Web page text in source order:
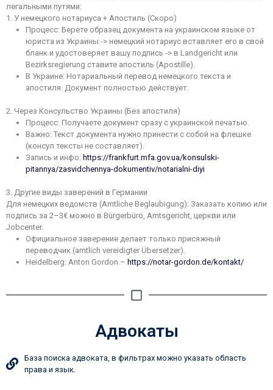
легальными путями:
1. У немецкого нотариуса + Апостиль (Скоро)
Процесс: Берете образец документа на украинском языке от
юриста из Украины -> немецкий нотариус вставляет его в свой
бланк и удостоверяет вашу подпись -> в Landgericht или
Bezirksregierung ставите апостиль (Apostille).
В Украине: Нотариальный перевод немецкого текста и
апостиля. Документ полностью действует.
2. Через Консульство Украины (Без апостиля)
Процесс: Получаете документ сразу с украинской печатью.
Важно: Текст документа нужно принести с собой на флешке
(консул тексты не составляет).
Запись и инфо: https://frankfurt.mfa.gov.ua/konsulski-
pitannya/zasvidchennya-dokumentiv/notarialni-diyi
3. Другие виды заверений в Германии
Для немецких ведомств (Amtliche Beglaubigung): Заказать копию или
подпись за 2–3€ можно в Bürgerbüro, Amtsgericht, церкви или
Jobcenter.
Официальное заверение делает только присяжный
переводчик (amtlich vereidigter Übersetzer).
Heidelberg: Anton Gordon – https://notar-gordon.de/kontakt/
Адвокаты
База поиска адвоката, в фильтрах можно указать область
права и язык.